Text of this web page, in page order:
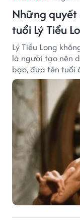
Những
tuổi Lý Tiểu
Lý Tiểu Long
là người tạo nên
bạo, đưa tên tuổi